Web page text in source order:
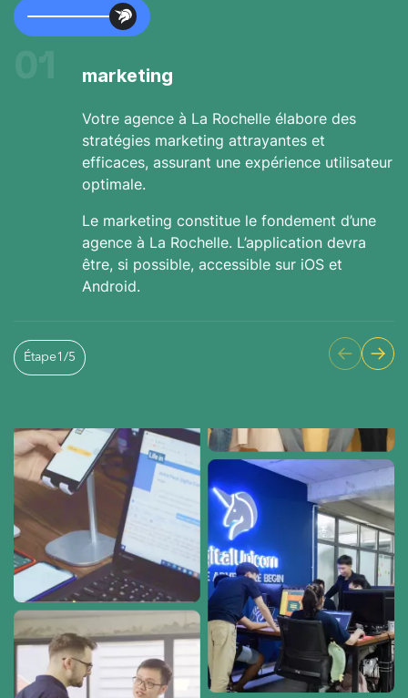
marketing
Votre agence à La Rochelle élabore des
stratégies marketing attrayantes et
efficaces, assurant une expérience utilisateur
optimale.
Le marketing constitue le fondement d’une
agence à La Rochelle. L’application devra
être, si possible, accessible sur iOS et
Android.
Étape1 /5